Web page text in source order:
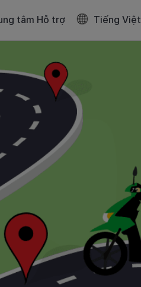
tâm Hỗ trợ Tiếng Việt